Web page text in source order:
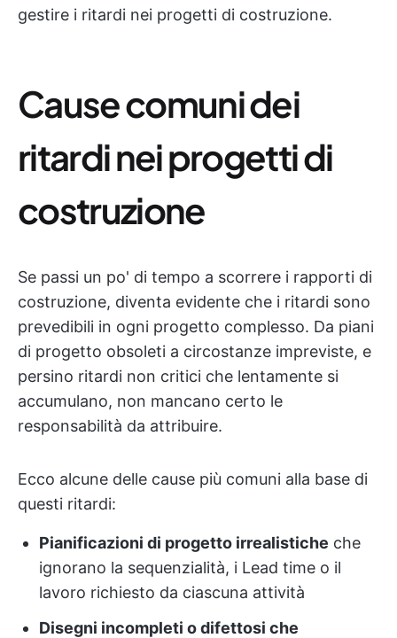
gestire i ritardi nei progetti di costruzione.
Cause comuni dei
ritardi nei progetti di
costruzione
Se passi un po' di tempo a scorrere i rapporti di
costruzione, diventa evidente che i ritardi sono
prevedibili in ogni progetto complesso. Da piani
di progetto obsoleti a circostanze impreviste, e
persino ritardi non critici che lentamente si
accumulano, non mancano certo le
responsabilità da attribuire.
Ecco alcune delle cause più comuni alla base di
questi ritardi:
Pianificazioni di progetto irrealistiche che
ignorano la sequenzialità, i Lead time o il
lavoro richiesto da ciascuna attività
Disegni incompleti o difettosi che